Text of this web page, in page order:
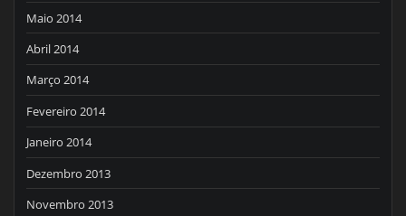
Maio 2014
Abril 2014
Março 2014
Fevereiro 2014
Janeiro 2014
Dezembro 2013
Novembro 2013